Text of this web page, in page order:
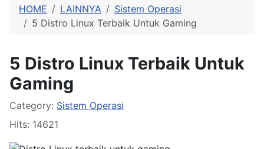
HOME LAINNYA
Sistem Operasi
5 Distro Linux Terbaik Untuk Gaming
5 Distro Linux Terbaik Untuk
Gaming
Details
Category: Sistem Operasi
Hits: 14621